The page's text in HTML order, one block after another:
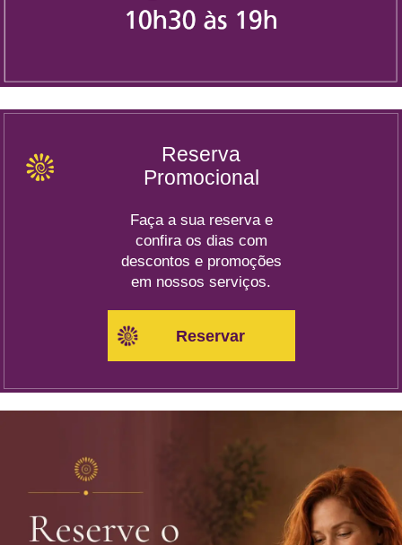
Reserva
Promocional
Faça a sua reserva e
confira os dias com
descontos e promoções
em nossos serviços.
Reservar